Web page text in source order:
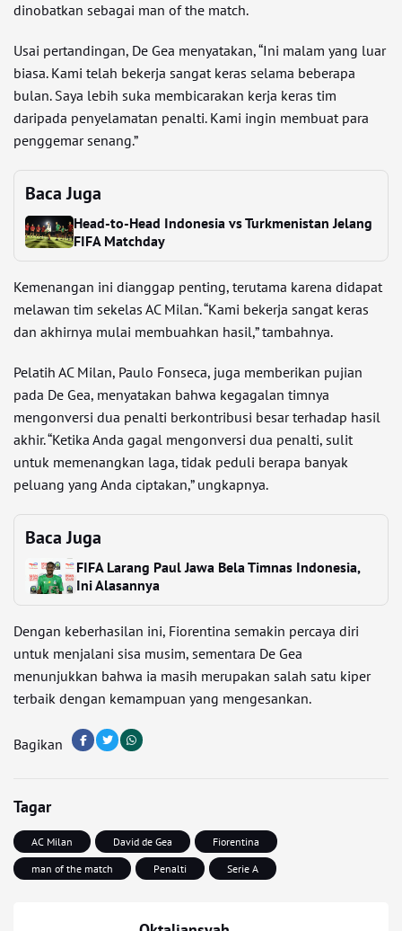
dinobatkan sebagai man of the match.
Usai pertandingan, De Gea menyatakan, “Ini malam yang luar
biasa. Kami telah bekerja sangat keras selama beberapa
bulan. Saya lebih suka membicarakan kerja keras tim
daripada penyelamatan penalti. Kami ingin membuat para
penggemar senang.”
Baca Juga
Head-to-Head Indonesia vs Turkmenistan Jelang
FIFA Matchday
Kemenangan ini dianggap penting, terutama karena didapat
melawan tim sekelas AC Milan. “Kami bekerja sangat keras
dan akhirnya mulai membuahkan hasil,” tambahnya.
Pelatih AC Milan, Paulo Fonseca, juga memberikan pujian
pada De Gea, menyatakan bahwa kegagalan timnya
mengonversi dua penalti berkontribusi besar terhadap hasil
akhir. “Ketika Anda gagal mengonversi dua penalti, sulit
untuk memenangkan laga, tidak peduli berapa banyak
peluang yang Anda ciptakan,” ungkapnya.
Baca Juga
FIFA Larang Paul Jawa Bela Timnas Indonesia,
Ini Alasannya
Dengan keberhasilan ini, Fiorentina semakin percaya diri
untuk menjalani sisa musim, sementara De Gea
menunjukkan bahwa ia masih merupakan salah satu kiper
terbaik dengan kemampuan yang mengesankan.
Bagikan
Tagar
AC Milan David de Gea
Fiorentina
man of the match
Penalti Serie A